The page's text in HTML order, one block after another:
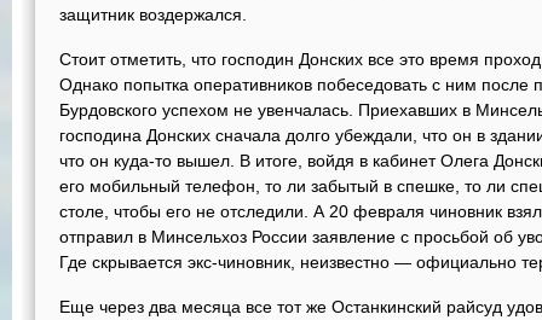
защитник воздержался.
Стоит отметить, что господин Донских все это время
Однако попытка оперативников побеседовать с ним
Бурдовского успехом не увенчалась. Приехавших в
господина Донских сначала долго убеждали, что он в
что он куда-то вышел. В итоге, войдя в кабинет Олега
его мобильный телефон, то ли забытый в спешке, то ли
столе, чтобы его не отследили. А 20 февраля чиновник
отправил в Минсельхоз России заявление с просьбой об
Где скрывается экс-чиновник, неизвестно — официально
Еще через два месяца все тот же Останкинский райсуд